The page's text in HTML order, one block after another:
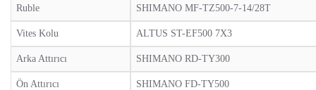
Ruble SHIMANO MF-TZ500-7-14/28T
Vites Kolu ALTUS ST-EF500 7X3
Arka Attırıcı SHIMANO RD-TY300
Ön Attırıcı SHIMANO FD-TY500